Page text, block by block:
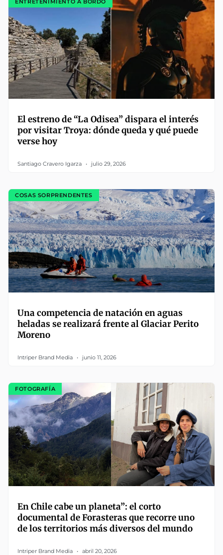
El estreno de “La Odisea” dispara el interés
por visitar Troya: dónde queda y qué puede
verse hoy
Santiago Cravero Igarza julio 29, 2026
COSAS SORPRENDENTES
Una competencia de natación en aguas
heladas se realizará frente al Glaciar Perito
Moreno
Intriper Brand Media junio 11, 2026
FOTOGRAFÍA
En Chile cabe un planeta”: el corto
documental de Forasteras que recorre uno
de los territorios más diversos del mundo
Intriper Brand Media abril 20, 2026